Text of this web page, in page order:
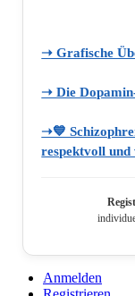
➝ Grafische
➝ Die
➝💙
respektvoll
Anmelden